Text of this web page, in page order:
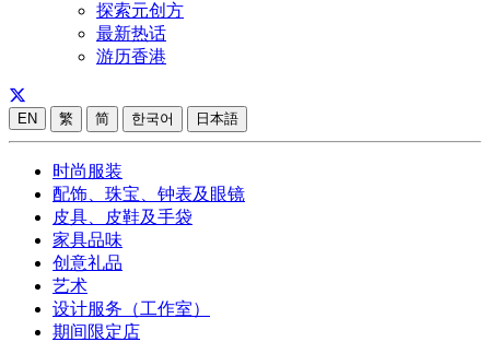
探索元创方
最新热话
游历香港
EN 繁 简 한국어 日本語
时尚服装
配饰、珠宝、钟表及眼镜
皮具、皮鞋及手袋
家具品味
创意礼品
艺术
设计服务（工作室）
期间限定店